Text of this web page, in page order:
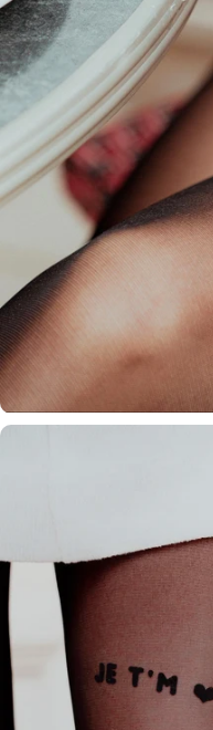
Des collants 30 deniers aussi